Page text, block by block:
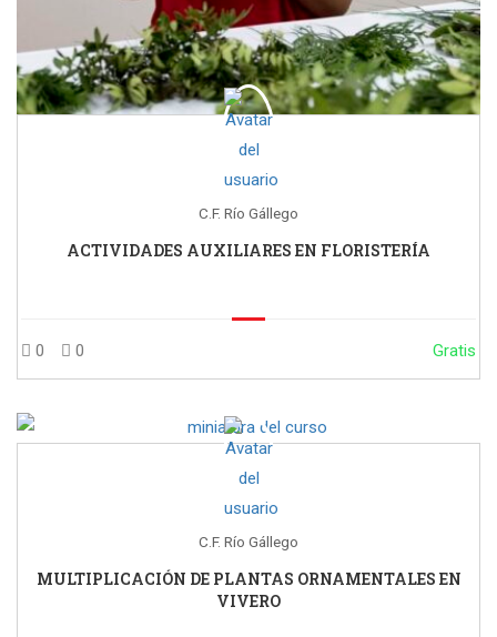
C.F. Río Gállego
ACTIVIDADES AUXILIARES EN FLORISTERÍA
0 0 Gratis
C.F. Río Gállego
MULTIPLICACIÓN DE PLANTAS ORNAMENTALES EN
VIVERO